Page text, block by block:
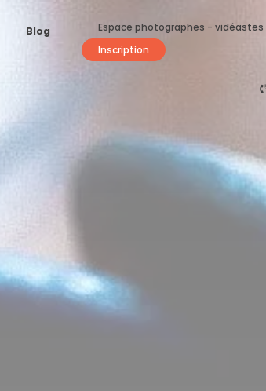
Blog
Espace photographes - vidéastes
Inscription